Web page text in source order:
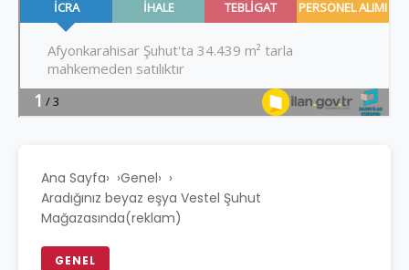
Ana Sayfa› Genel›
Aradığınız beyaz eşya Vestel Şuhut
Mağazasında(reklam)
GENEL